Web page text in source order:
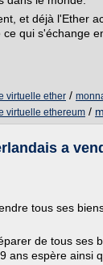
et déjà l'Ether
qui s'échange
virtuelle ether /
virtuelle ethereum /
a
tous ses
de tous ses
ans espère ainsi